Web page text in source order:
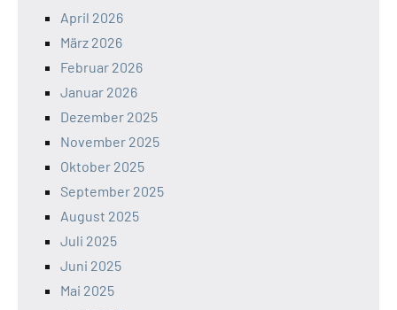
April 2026
März 2026
Februar 2026
Januar 2026
Dezember 2025
November 2025
Oktober 2025
September 2025
August 2025
Juli 2025
Juni 2025
Mai 2025